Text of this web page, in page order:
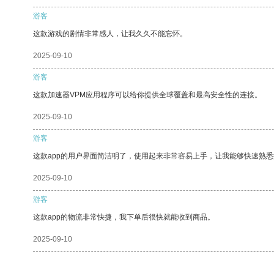
游客
这款游戏的剧情非常感人，让我久久不能忘怀。
2025-09-10
游客
这款加速器VPM应用程序可以给你提供全球覆盖和最高安全性的连接。
2025-09-10
游客
这款app的用户界面简洁明了，使用起来非常容易上手，让我能够快速熟
2025-09-10
游客
这款app的物流非常快捷，我下单后很快就能收到商品。
2025-09-10